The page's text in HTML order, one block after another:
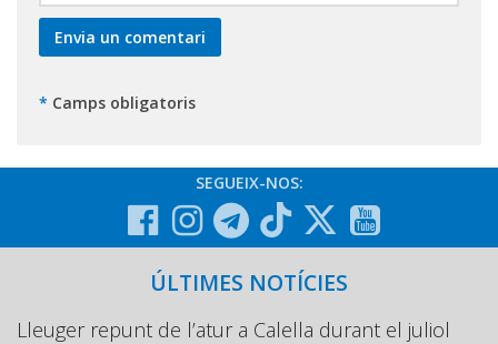
* Camps obligatoris
SEGUEIX-NOS:
ÚLTIMES NOTÍCIES
Lleuger repunt de l’atur a Calella durant el juliol